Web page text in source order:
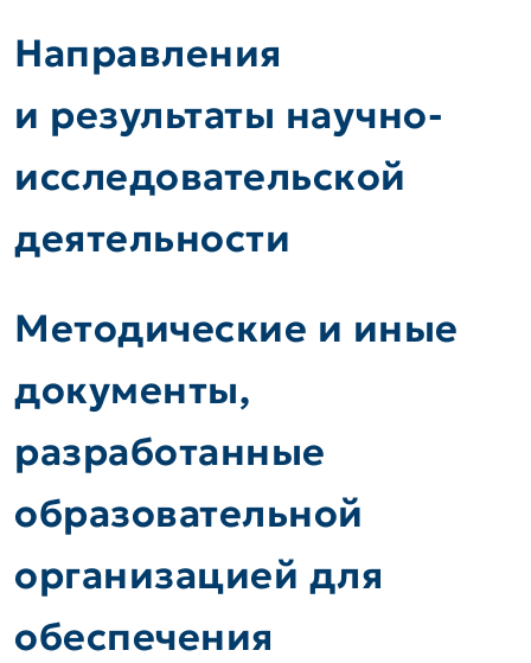
Направления
и результаты научно-
исследовательской
деятельности
Методические и иные
документы,
разработанные
образовательной
организацией для
обеспечения